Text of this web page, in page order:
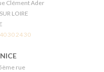
Clément Ader
LOIRE
30 24 30
rue